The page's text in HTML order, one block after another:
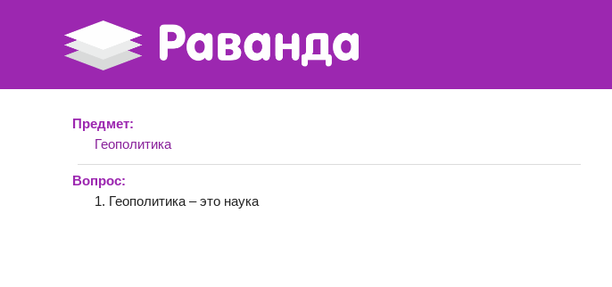
Предмет:
Геополитика
Вопрос:
1. Геополитика – это наука